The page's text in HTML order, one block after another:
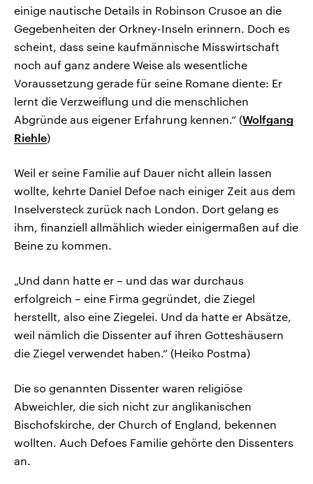
einige nautische Details in Robinson Crusoe an die
Gegebenheiten der Orkney-Inseln erinnern. Doch es
scheint, dass seine kaufmännische Misswirtschaft
noch auf ganz andere Weise als wesentliche
Voraussetzung gerade für seine Romane diente: Er
lernt die Verzweiflung und die menschlichen
Abgründe aus eigener Erfahrung kennen.“ (Wolfgang
Riehle)
Weil er seine Familie auf Dauer nicht allein lassen
wollte, kehrte Daniel Defoe nach einiger Zeit aus dem
Inselversteck zurück nach London. Dort gelang es
ihm, finanziell allmählich wieder einigermaßen auf die
Beine zu kommen.
„Und dann hatte er – und das war durchaus
erfolgreich – eine Firma gegründet, die Ziegel
herstellt, also eine Ziegelei. Und da hatte er Absätze,
weil nämlich die Dissenter auf ihren Gotteshäusern
die Ziegel verwendet haben.“ (Heiko Postma)
Die so genannten Dissenter waren religiöse
Abweichler, die sich nicht zur anglikanischen
Bischofskirche, der Church of England, bekennen
wollten. Auch Defoes Familie gehörte den Dissenters
an.